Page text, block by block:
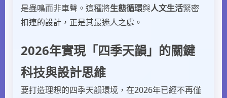
是蟲鳴而非車聲。這種將生態循環與人文生活緊密
扣連的設計，正是其最迷人之處。
2026年實現「四季天韻」的關鍵
科技與設計思維
要打造理想的四季天韻環境，在2026年已經不再僅